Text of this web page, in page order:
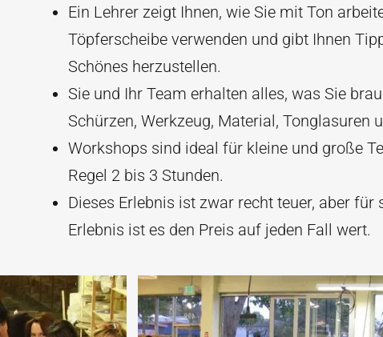
Ein Lehrer zeigt Ihnen, wie Sie mit Ton
Töpferscheibe verwenden und gibt Ihnen
Schönes herzustellen.
Sie und Ihr Team erhalten alles, was Sie
Schürzen, Werkzeug, Material, Tonglasuren
Workshops sind ideal für kleine und große
Regel 2 bis 3 Stunden.
Dieses Erlebnis ist zwar recht teuer, aber für
Erlebnis ist es den Preis auf jeden Fall wert.